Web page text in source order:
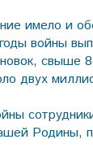
имело и
войны
свыше
двух
Родины,